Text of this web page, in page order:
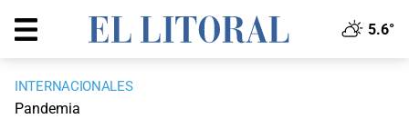
5.6°
INTERNACIONALES
Pandemia